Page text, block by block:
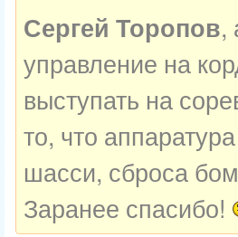
Сергей Торопов,
управление на
выступать на
то, что
шасси, сброса
Заранее спасибо!